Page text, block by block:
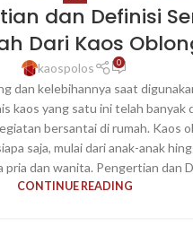
dan Definisi
Dari Kaos
kaospolos 0
dan kelebihannya saat
kaos yang satu ini telah banyak
bersantai di rumah. Kaos
saja, mulai dari anak-anak
pria dan wanita. Pengertian dan
CONTINUE READING